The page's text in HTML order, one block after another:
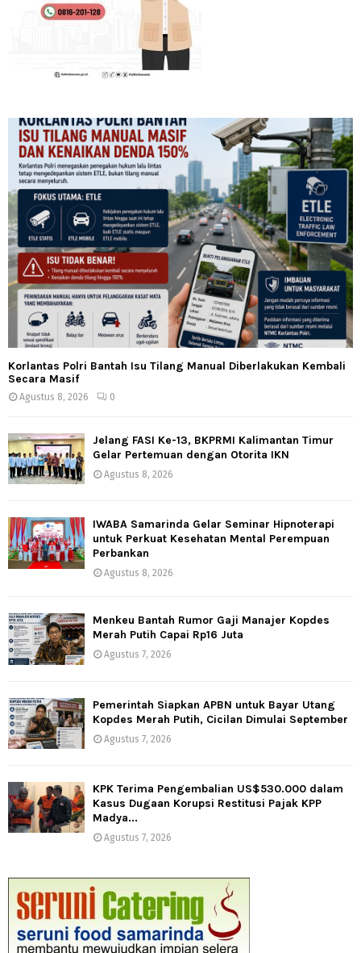
Korlantas Polri Bantah Isu Tilang Manual Diberlakukan Kembali
Secara Masif
Agustus 8, 2026 0
Jelang FASI Ke-13, BKPRMI Kalimantan Timur
Gelar Pertemuan dengan Otorita IKN
Agustus 8, 2026
IWABA Samarinda Gelar Seminar Hipnoterapi
untuk Perkuat Kesehatan Mental Perempuan
Perbankan
Agustus 8, 2026
Menkeu Bantah Rumor Gaji Manajer Kopdes
Merah Putih Capai Rp16 Juta
Agustus 7, 2026
Pemerintah Siapkan APBN untuk Bayar Utang
Kopdes Merah Putih, Cicilan Dimulai September
Agustus 7, 2026
KPK Terima Pengembalian US$530.000 dalam
Kasus Dugaan Korupsi Restitusi Pajak KPP
Madya...
Agustus 7, 2026